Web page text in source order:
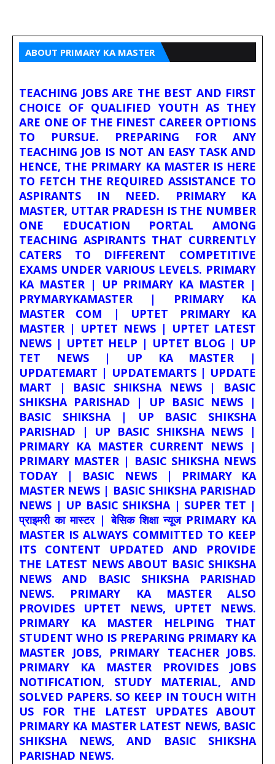
ABOUT PRIMARY KA MASTER
TEACHING JOBS ARE THE BEST AND FIRST
CHOICE OF QUALIFIED YOUTH AS THEY
ARE ONE OF THE FINEST CAREER OPTIONS
TO PURSUE. PREPARING FOR ANY
TEACHING JOB IS NOT AN EASY TASK AND
HENCE, THE PRIMARY KA MASTER IS HERE
TO FETCH THE REQUIRED ASSISTANCE TO
ASPIRANTS IN NEED. PRIMARY KA
MASTER, UTTAR PRADESH IS THE NUMBER
ONE EDUCATION PORTAL AMONG
TEACHING ASPIRANTS THAT CURRENTLY
CATERS TO DIFFERENT COMPETITIVE
EXAMS UNDER VARIOUS LEVELS. PRIMARY
KA MASTER | UP PRIMARY KA MASTER |
PRYMARYKAMASTER | PRIMARY KA
MASTER COM | UPTET PRIMARY KA
MASTER | UPTET NEWS | UPTET LATEST
NEWS | UPTET HELP | UPTET BLOG | UP
TET NEWS | UP KA MASTER |
UPDATEMART | UPDATEMARTS | UPDATE
MART | BASIC SHIKSHA NEWS | BASIC
SHIKSHA PARISHAD | UP BASIC NEWS |
BASIC SHIKSHA | UP BASIC SHIKSHA
PARISHAD | UP BASIC SHIKSHA NEWS |
PRIMARY KA MASTER CURRENT NEWS |
PRIMARY MASTER | BASIC SHIKSHA NEWS
TODAY | BASIC NEWS | PRIMARY KA
MASTER NEWS | BASIC SHIKSHA PARISHAD
NEWS | UP BASIC SHIKSHA | SUPER TET |
प्राइमरी का मास्टर | बेसिक शिक्षा न्यूज PRIMARY KA
MASTER IS ALWAYS COMMITTED TO KEEP
ITS CONTENT UPDATED AND PROVIDE
THE LATEST NEWS ABOUT BASIC SHIKSHA
NEWS AND BASIC SHIKSHA PARISHAD
NEWS. PRIMARY KA MASTER ALSO
PROVIDES UPTET NEWS, UPTET NEWS.
PRIMARY KA MASTER HELPING THAT
STUDENT WHO IS PREPARING PRIMARY KA
MASTER JOBS, PRIMARY TEACHER JOBS.
PRIMARY KA MASTER PROVIDES JOBS
NOTIFICATION, STUDY MATERIAL, AND
SOLVED PAPERS. SO KEEP IN TOUCH WITH
US FOR THE LATEST UPDATES ABOUT
PRIMARY KA MASTER LATEST NEWS, BASIC
SHIKSHA NEWS, AND BASIC SHIKSHA
PARISHAD NEWS.